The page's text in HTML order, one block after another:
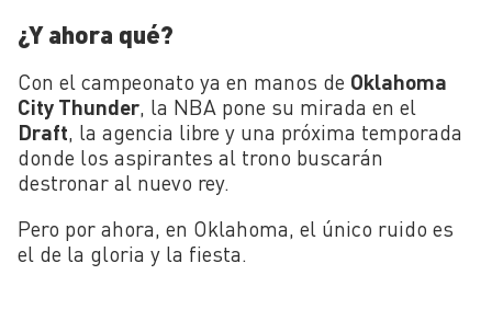
¿Y ahora qué?
Con el campeonato ya en manos de Oklahoma
City Thunder, la NBA pone su mirada en el
Draft, la agencia libre y una próxima temporada
donde los aspirantes al trono buscarán
destronar al nuevo rey.
Pero por ahora, en Oklahoma, el único ruido es
el de la gloria y la fiesta.